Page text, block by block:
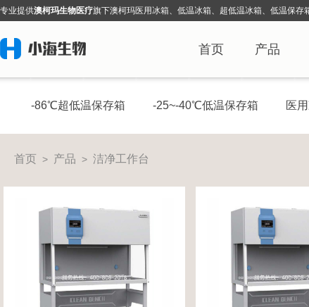
专业提供澳柯玛生物医疗旗下澳柯玛医用冰箱、低温冰箱、超低温冰箱、低温保
首页 产品
-86℃超低温保存箱 -25~-40℃低温保存箱 医
首页 > 产品 > 洁净工作台